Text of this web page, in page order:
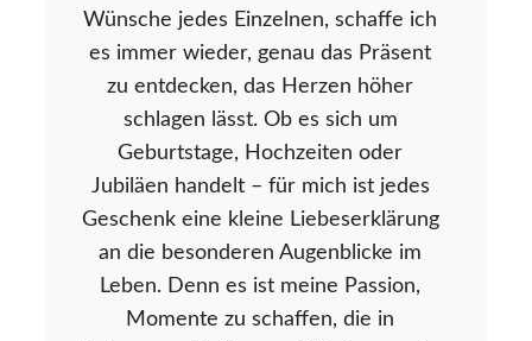
Wünsche jedes Einzelnen, schaffe ich
es immer wieder, genau das Präsent
zu entdecken, das Herzen höher
schlagen lässt. Ob es sich um
Geburtstage, Hochzeiten oder
Jubiläen handelt – für mich ist jedes
Geschenk eine kleine Liebeserklärung
an die besonderen Augenblicke im
Leben. Denn es ist meine Passion,
Momente zu schaffen, die in